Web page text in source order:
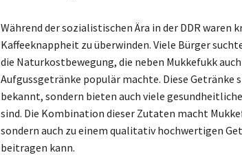
Während der sozialistischen Ära in der DDR waren
Kaffeeknappheit zu überwinden. Viele Bürger
die Naturkostbewegung, die neben Mukkefukk
Aufgussgetränke populär machte. Diese
bekannt, sondern bieten auch viele
sind. Die Kombination dieser Zutaten macht
sondern auch zu einem qualitativ hochwertigen
beitragen kann.